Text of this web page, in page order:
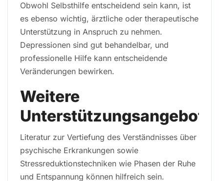
Obwohl Selbsthilfe entscheidend sein kann, ist
es ebenso wichtig, ärztliche oder therapeutische
Unterstützung in Anspruch zu nehmen.
Depressionen sind gut behandelbar, und
professionelle Hilfe kann entscheidende
Veränderungen bewirken.
Weitere
Unterstützungsangebote
Literatur zur Vertiefung des Verständnisses über
psychische Erkrankungen sowie
Stressreduktionstechniken wie Phasen der Ruhe
und Entspannung können hilfreich sein.